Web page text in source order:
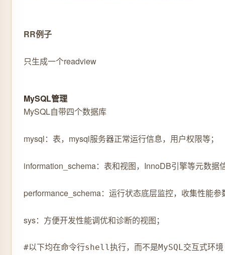
RR例子
只生成一个readview
MySQL管理
MySQL自带四个数据库
mysql：表，mysql服务器正常运行信息，用户权限等；
information_schema：表和视图，InnoDB引擎等元数据
performance_schema：运行状态底层监控，收集性能参
sys：方便开发性能调优和诊断的视图；
#以下均在命令行shell执行，而不是MySQL交